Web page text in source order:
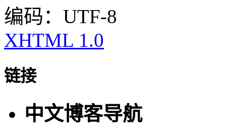
编码：UTF-8
XHTML 1.0
链接
中文博客导航